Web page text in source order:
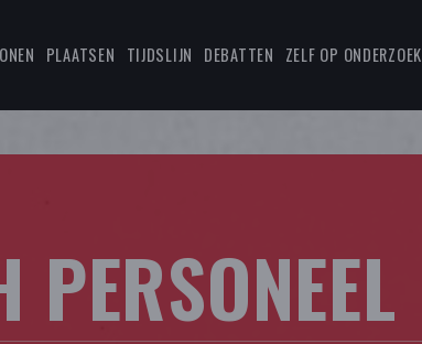
PLAATSEN TIJDSLIJN DEBATTEN ZELF OP ONDERZOEK